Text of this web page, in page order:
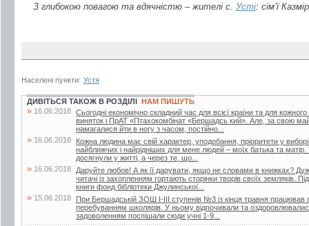
З глибокою повагою та вдячністю – жителі с. Усті: сім’ї
Населені пункти: Устя
ДИВІТЬСЯ ТАКОЖ В РОЗДІЛІ НАМ ПИШУТЬ
» 16.06.2018 Сьогодні економічно складний час для всієї країни та для
виняток і ПрАТ «Птахокомбінат «Бершадсь кий». Але, за свою
намагалися йти в ногу з часом, постійно...
» 16.06.2018
Кожна людина має свій характер, уподобання, пріоритети у
найближчих і найрідніших для мене людей – моїх батька та
досягнули у житті, а через те, що...
» 16.06.2018
Даруйте любов! А як її дарувати, якщо не словами в книжках?
читачі із захопленням гортають сторінки творів своїх земляків.
книги фонд бібліотеки Джулинської...
» 15.06.2018
При Бершадській ЗОШ І-ІІІ ступенів №3 із кінця травня
перебуванням школярів. У ньому відпочивали та
задоволенням поспішали сюди учні 1-9...